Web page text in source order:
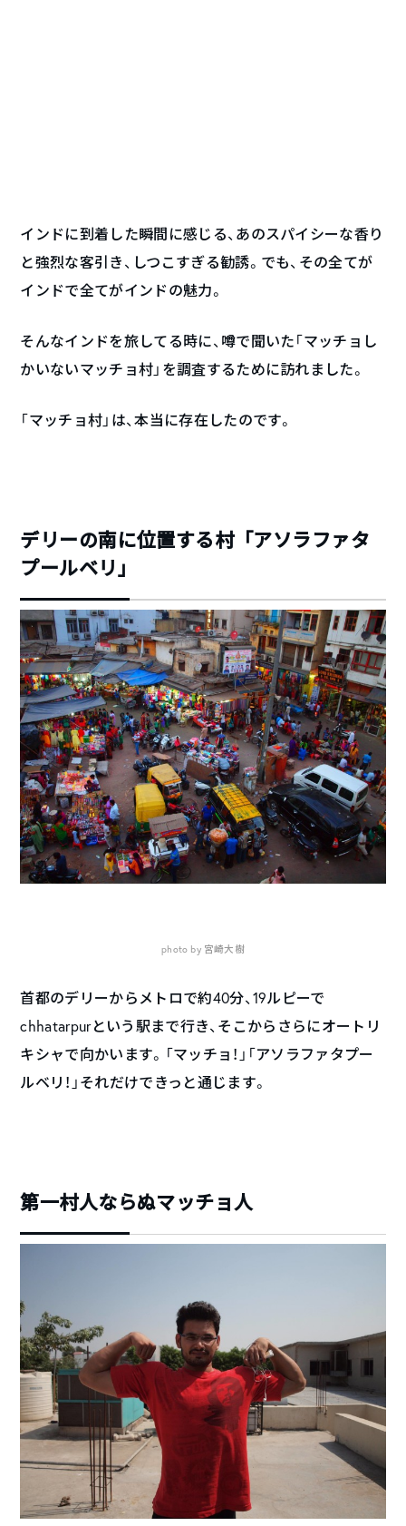
インドに到着した瞬間に感じる、あのスパイシーな香り
と強烈な客引き、しつこすぎる勧誘。でも、その全てが
インドで全てがインドの魅力。
そんなインドを旅してる時に、噂で聞いた「マッチョし
かいないマッチョ村」を調査するために訪れました。
「マッチョ村」は、本当に存在したのです。
デリーの南に位置する村「アソラファタ
プールベリ」
photo by 宮崎大樹
首都のデリーからメトロで約40分、19ルピーで
chhatarpurという駅まで行き、そこからさらにオートリ
キシャで向かいます。「マッチョ！」「アソラファタプー
ルベリ！」それだけできっと通じます。
第一村人ならぬマッチョ人